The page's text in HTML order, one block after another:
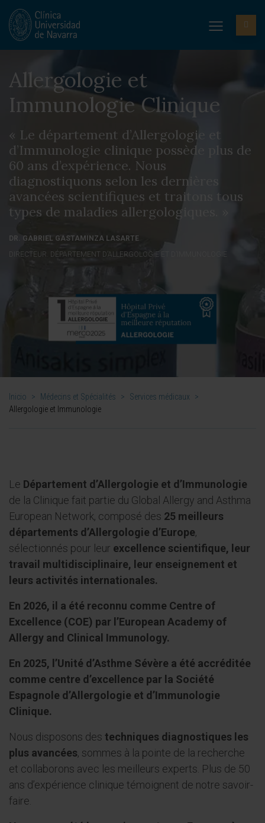
Allergologie et
Immunologie Clinique
« Le département d’Allergologie et
d’Immunologie clinique possède plus de
60 ans d’expérience. Nous
diagnostiquons selon les dernières
avancées scientifiques et traitons tous
types de maladies allergologiques. »
DR. GABRIEL GASTAMINZA LASARTE
DIRECTEUR. DÉPARTEMENT D’ALLERGOLOGIE ET D’IMMUNOLOGIE
Inicio > Médecins et Spécialités > Services médicaux
>
Allergologie et Immunologie
Le Département d’Allergologie et d’Immunologie
de la Clinique fait partie du Global Allergy and Asthma
European Network, composé des 25 meilleurs
départements d’Allergologie d’Europe,
sélectionnés pour leur excellence scientifique, leur
travail multidisciplinaire, leur enseignement et
leurs activités internationales.
En 2026, il a été reconnu comme Centre of
Excellence (COE) par l’European Academy of
Allergy and Clinical Immunology.
En 2025, l’Unité d’Asthme Sévère a été accréditée
comme centre d’excellence par la Société
Espagnole d’Allergologie et d’Immunologie
Clinique.
Nous disposons des techniques diagnostiques les
plus avancées, sommes à la pointe de la recherche
et collaborons avec les meilleurs experts. Plus de 50
ans d’expérience clinique témoignent de notre savoir-
faire.